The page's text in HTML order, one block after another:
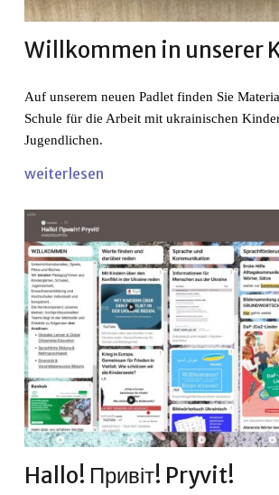
Willkommen in unserer
Auf unserem neuen Padlet finden Sie
Schule für die Arbeit mit ukrainischen
Jugendlichen.
weiterlesen
Hallo! Привіт! Pryvit!